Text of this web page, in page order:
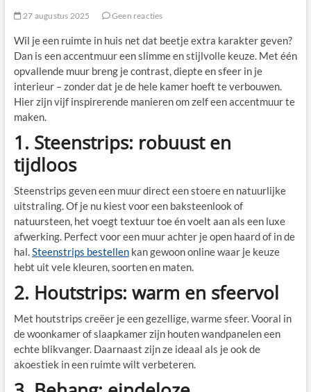
27 augustus 2025 Geen reacties
Wil je een ruimte in huis net dat beetje extra karakter geven?
Dan is een accentmuur een slimme en stijlvolle keuze. Met één
opvallende muur breng je contrast, diepte en sfeer in je
interieur – zonder dat je de hele kamer hoeft te verbouwen.
Hier zijn vijf inspirerende manieren om zelf een accentmuur te
maken.
1. Steenstrips: robuust en
tijdloos
Steenstrips geven een muur direct een stoere en natuurlijke
uitstraling. Of je nu kiest voor een baksteenlook of
natuursteen, het voegt textuur toe én voelt aan als een luxe
afwerking. Perfect voor een muur achter je open haard of in de
hal.Steenstrips bestellenkan gewoon online waar je keuze
hebt uit vele kleuren, soorten en maten.
2. Houtstrips: warm en sfeervol
Met houtstrips creëer je een gezellige, warme sfeer. Vooral in
de woonkamer of slaapkamer zijn houten wandpanelen een
echte blikvanger. Daarnaast zijn ze ideaal als je ook de
akoestiek in een ruimte wilt verbeteren.